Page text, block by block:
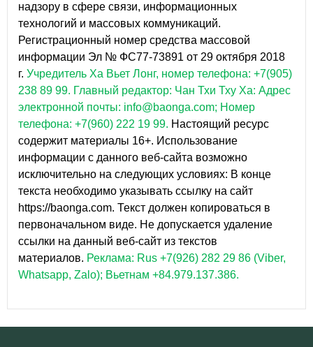
надзору в сфере связи, информационных
технологий и массовых коммуникаций.
Регистрационный номер средства массовой
информации Эл № ФС77-73891 от 29 октября 2018
г. Учредитель Ха Вьет Лонг, номер телефона: +7(905)
238 89 99. Главный редактор: Чан Тхи Тху Ха: Адрес
электронной почты: info@baonga.com; Номер
телефона: +7(960) 222 19 99. Настоящий ресурс
содержит материалы 16+. Использование
информации с данного веб-сайта возможно
исключительно на следующих условиях: В конце
текста необходимо указывать ссылку на сайт
https://baonga.com. Текст должен копироваться в
первоначальном виде. Не допускается удаление
ссылки на данный веб-сайт из текстов
материалов. Реклама: Rus +7(926) 282 29 86 (Viber,
Whatsapp, Zalo); Вьетнам +84.979.137.386.